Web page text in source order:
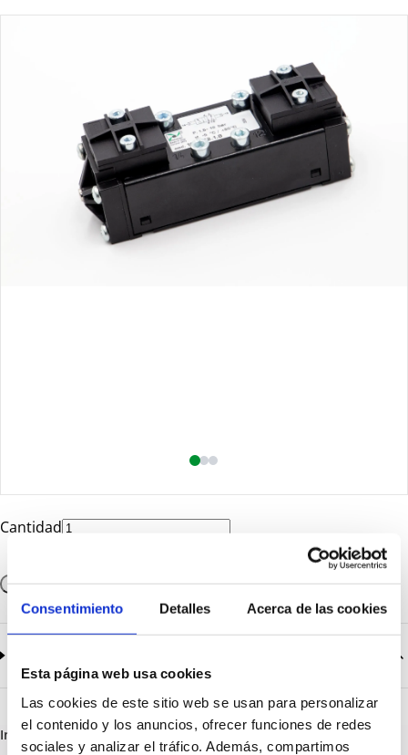
Consentimiento Detalles Acerca de las cookies
Esta página web usa cookies
Las cookies de este sitio web se usan para personalizar
el contenido y los anuncios, ofrecer funciones de redes
sociales y analizar el tráfico. Además, compartimos
Cantidad
Añadir a la cesta
CatalogoGeneral-EN.pdf
Descargar
Serie_1000.pdf
Descargar
Información destacadaDetalles técnicos Vista 3D